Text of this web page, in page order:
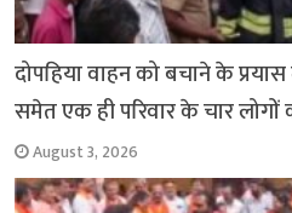
दोपहिया वाहन को बचाने के
समेत एक ही परिवार के चार लोगों
August 3, 2026